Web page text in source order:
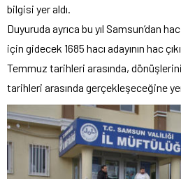
bilgisi yer aldı.
Duyuruda ayrıca bu yıl Samsun’dan
için gidecek 1685 hacı adayının hac
Temmuz tarihleri arasında,
tarihleri arasında gerçekleşeceğine